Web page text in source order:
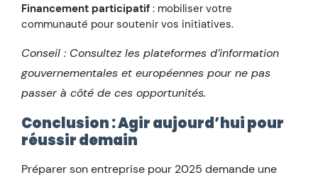
Financement participatif : mobiliser votre
communauté pour soutenir vos initiatives.
Conseil : Consultez les plateformes d’information
gouvernementales et européennes pour ne pas
passer à côté de ces opportunités.
Conclusion : Agir aujourd’hui pour
réussir demain
Préparer son entreprise pour 2025 demande une